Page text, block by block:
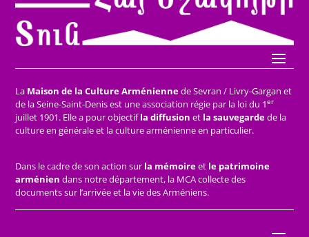
La Maison de la Culture Arméniennede Sevran / Livry-Gargan et
de la Seine-Saint-Denis est une association régie par la loi du 1er
juillet 1901. Elle a pour objectifla diffusion et la sauvegardede la
culture en générale et la culture arménienne en particulier.
Dans le cadre de son action sur la mémoireet le patrimoine
arménien dans notre département, la MCA collecte des
documents sur l’arrivée et la vie des Arméniens.